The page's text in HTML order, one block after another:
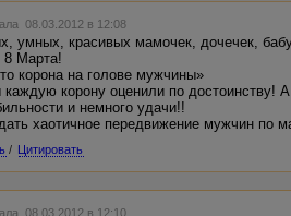
08.03.2012 в 12:08
умных, красивых мамочек, дочечек,
8 Марта!
корона на голове мужчины»
корону оценили по достоинству!
и немного удачи!!
хаотичное передвижение мужчин по
/ Цитировать
08.03.2012 в 12:10